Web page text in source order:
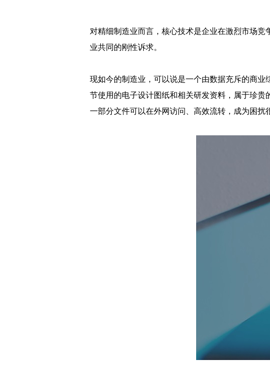
对精细制造业而言，核心技术是企业在激烈市场
业共同的刚性诉求。
现如今的制造业，可以说是一个由数据充斥的商
节使用的电子设计图纸和相关研发资料，属于珍
一部分文件可以在外网访问、高效流转，成为困扰